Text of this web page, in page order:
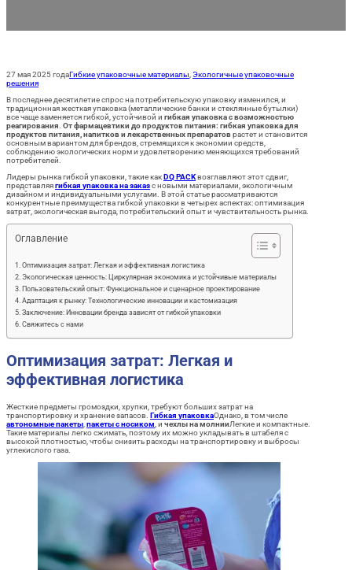
27 мая 2025 годаГибкие упаковочные материалы Экологичные упаковочные
решения
В последнее десятилетие спрос на потребительскую упаковку изменился, и
традиционная жесткая упаковка (металлические банки и стеклянные бутылки)
все чаще заменяется гибкой, устойчивой и гибкая упаковка с возможностью
реагирования От фармацевтики до продуктов питания: гибкая упаковка для
продуктов питания, напитков и лекарственных препаратоврастет и становится
основным вариантом для брендов, стремящихся к экономии средств,
соблюдению экологических норм и удовлетворению меняющихся требований
потребителей.
Лидеры рынка гибкой упаковки, такие какDQ PACKвозглавляют этот сдвиг,
представляягибкая упаковка на заказс новыми материалами, экологичным
дизайном и индивидуальными услугами. В этой статье рассматриваются
конкурентные преимущества гибкой упаковки в четырех аспектах: оптимизация
затрат, экологическая выгода, потребительский опыт и чувствительность рынка.
Оглавление
Оптимизация затрат: Легкая и эффективная логистика
Экологическая ценность: Циркулярная экономика и устойчивые материалы
Пользовательский опыт: Функциональное и сценарное проектирование
Адаптация к рынку: Технологические инновации и кастомизация
Заключение: Инновации бренда зависят от гибкой упаковки
Свяжитесь с нами
Оптимизация затрат: Легкая и
эффективная логистика
Жесткие предметы громоздки, хрупки, требуют больших затрат на
транспортировку и хранение запасов. Гибкая упаковкаОднако, в том числе
автономные пакеты пакеты с носиком , и чехлы на молнииЛегкие и компактные.
Такие материалы легко сжимать, поэтому их можно укладывать в штабеля с
высокой плотностью, чтобы снизить расходы на транспортировку и выбросы
углекислого газа.